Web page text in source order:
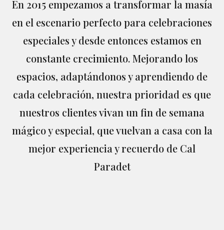
En 2015 empezamos a transformar la masía
en el escenario perfecto para celebraciones
especiales y desde entonces estamos en
constante crecimiento. Mejorando los
espacios, adaptándonos y aprendiendo de
cada celebración, nuestra prioridad es que
nuestros clientes vivan un fin de semana
mágico y especial, que vuelvan a casa con la
mejor experiencia y recuerdo de Cal
Paradet